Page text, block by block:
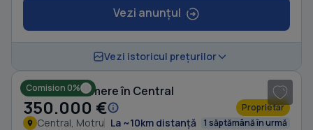
Vezi anunțul
Vezi istoricul prețurilor
Comision 0%
Casă cu 4 camere în Central
350.000 € Proprietar
Central, Motru La ~10km distanță 1 săptămână în urmă